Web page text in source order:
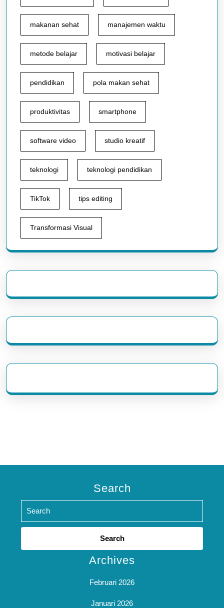
makanan sehat manajemen waktu
metode belajar motivasi belajar
pendidikan pola makan sehat
produktivitas smartphone
software video studio kreatif
teknologi teknologi pendidikan
TikTok tips editing
Transformasi Visual
Search
Search
Archives
Februari 2026
Januari 2026